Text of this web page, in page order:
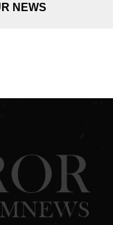
NEWS